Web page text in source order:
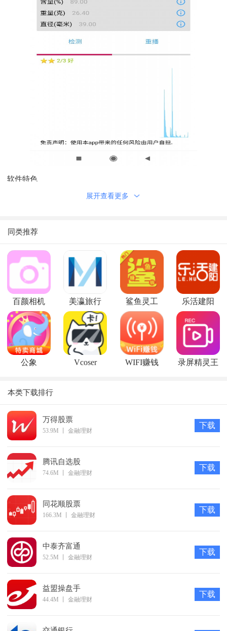
软件特色
当您拿到一枚金银币，重量和尺寸都很合适，可是怎样才能
使用帮助
使用方法
在话筒附近用一只手的指肚托住金银币中央，
另一只手用一个坚硬的物品快速敲击金银币。
当硬币发出悦耳的共振声时，请勿移动硬币。当声音减弱
后, 再次敲击。
展开查看更多
同类推荐
百颜相机 美瀛旅行 鲨鱼灵工 乐活建阳
公象 Vcoser WIFI赚钱 录屏精灵王
本类下载排行
万得股票
53.9M 金融理财
下载
腾讯自选股
74.6M 金融理财
下载
同花顺股票
166.3M 金融理财
下载
中泰齐富通
52.5M 金融理财
下载
益盟操盘手
44.4M 金融理财
下载